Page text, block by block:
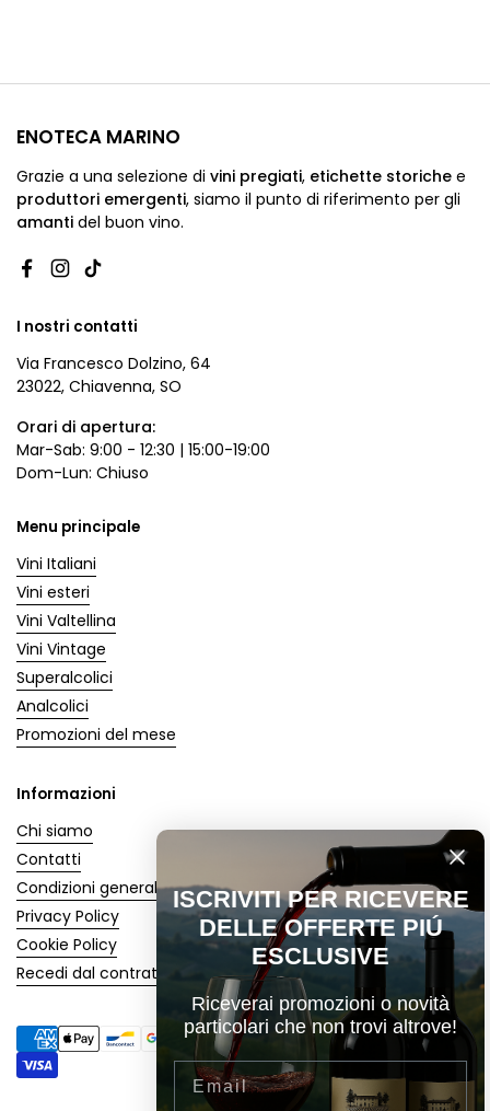
ENOTECA MARINO
Grazie a una selezione di vini pregiati, etichette storiche e
produttori emergenti, siamo il punto di riferimento per gli
amanti del buon vino.
Facebook
Instagram
TikTok
I nostri contatti
Via Francesco Dolzino, 64
23022, Chiavenna, SO
Orari di apertura:
Mar-Sab: 9:00 - 12:30 | 15:00-19:00
Dom-Lun: Chiuso
Menu principale
Vini Italiani
Vini esteri
Vini Valtellina
Vini Vintage
Superalcolici
Analcolici
Promozioni del mese
Informazioni
Chi siamo
Contatti
Condizioni generali
Privacy Policy
Cookie Policy
Recedi dal contratto
ISCRIVITI PER RICEVERE
DELLE OFFERTE PIÚ
ESCLUSIVE
Riceverai promozioni o novità
particolari che non trovi altrove!
Email